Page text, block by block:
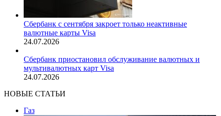
Сбербанк с сентября закроет только неактивные
валютные карты Visa
24.07.2026
Сбербанк приостановил обслуживание валютных и
мультивалютных карт Visa
24.07.2026
НОВЫЕ СТАТЬИ
Газ